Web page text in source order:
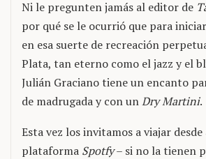
Ni le pregunten jamás al editor de
por qué se le ocurrió que para
en esa suerte de recreación
Plata, tan eterno como el jazz y el
Julián Graciano tiene un encanto
de madrugada y con unDry Martini.
Esta vez los invitamos a viajar
plataforma Spotfy– si no la tienen